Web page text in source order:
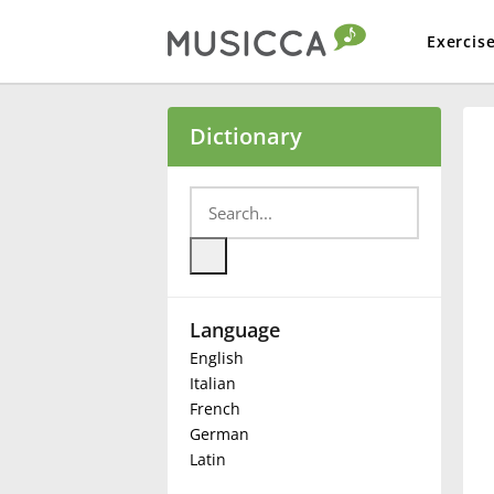
Български
Deutsch
Dictionary
Language
English
Italian
French
German
Latin